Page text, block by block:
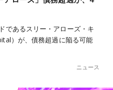
であるスリー・アローズ・キ
）が、債務超過に陥る可能
ニュース